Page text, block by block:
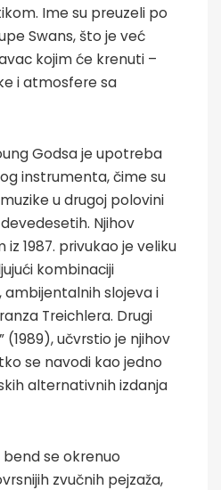
Ime su preuzeli po
Swans, što je već
kojim će krenuti –
i atmosfere sa
Godsa je upotreba
instrumenta, čime su
u drugoj polovini
Njihov
1987. privukao je veliku
kombinaciji
ambijentalnih slojeva i
Treichlera. Drugi
(1989), učvrstio je njihov
se navodi kao jedno
alternativnih izdanja
se okrenuo
zvučnih pejzaža,